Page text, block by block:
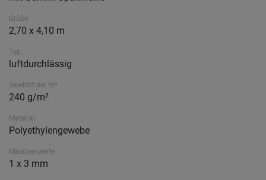
Größe
2,70 x 4,10 m
Typ
luftdurchlässig
Gewicht per m²
240 g/m²
Material
Polyethylengewebe
Maschenweite
1 x 3 mm